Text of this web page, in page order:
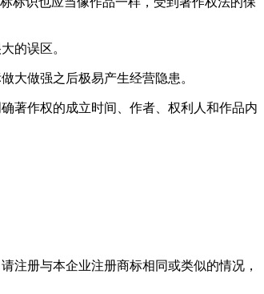
的误区。
大做强之后极易产生经营隐患。
著作权的成立时间、作者、权利人和作品内
注册与本企业注册商标相同或类似的情况，